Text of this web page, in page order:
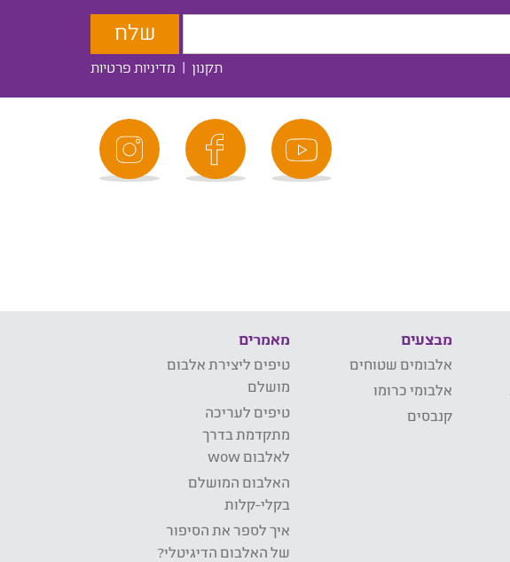
תקנון | מדיניות פרטיות
מבצעים
אלבומים שטוחים
אלבומי כרומו
קנבסים
מאמרים
טיפים ליצירת אלבום
מושלם
טיפים לעריכה
מתקדמת בדרך
לאלבום wow
האלבום המושלם
בקלי-קלות
איך לספר את הסיפור
של האלבום הדיגיטלי?